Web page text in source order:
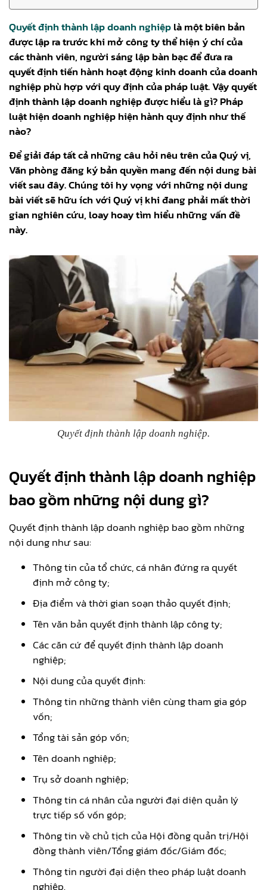
Quyết định thành lập doanh nghiệplà một biên bản
được lập ra trước khi mở công ty thể hiện ý chí của
các thành viên, người sáng lập bàn bạc để đưa ra
quyết định tiến hành hoạt động kinh doanh của doanh
nghiệp phù hợp với quy định của pháp luật. Vậy quyết
định thành lập doanh nghiệp được hiểu là gì? Pháp
luật hiện doanh nghiệp hiện hành quy định như thế
nào?
Để giải đáp tất cả những câu hỏi nêu trên của Quý vị,
Văn phòng đăng ký bản quyền mang đến nội dung bài
viết sau đây. Chúng tôi hy vọng với những nội dung
bài viết sẽ hữu ích với Quý vị khi đang phải mất thời
gian nghiên cứu, loay hoay tìm hiểu những vấn đề
này.
Quyết định thành lập doanh nghiệp.
Quyết định thành lập doanh nghiệp
bao gồm những nội dung gì?
Quyết định thành lập doanh nghiệp bao gồm những
nội dung như sau:
Thông tin của tổ chức, cá nhân đứng ra quyết
định mở công ty;
Địa điểm và thời gian soạn thảo quyết định;
Tên văn bản quyết định thành lập công ty;
Các căn cứ để quyết định thành lập doanh
nghiệp;
Nội dung của quyết định:
Thông tin những thành viên cùng tham gia góp
vốn;
Tổng tài sản góp vốn;
Tên doanh nghiệp;
Trụ sở doanh nghiệp;
Thông tin cá nhân của người đại diện quản lý
trực tiếp số vốn góp;
Thông tin về chủ tịch của Hội đồng quản trị/Hội
đồng thành viên/Tổng giám đốc/Giám đốc;
Thông tin người đại diện theo pháp luật doanh
nghiệp.